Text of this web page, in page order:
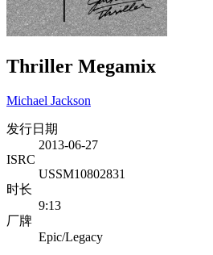
Thriller Megamix
Michael Jackson
发行日期
2013-06-27
ISRC
USSM10802831
时长
9:13
厂牌
Epic/Legacy